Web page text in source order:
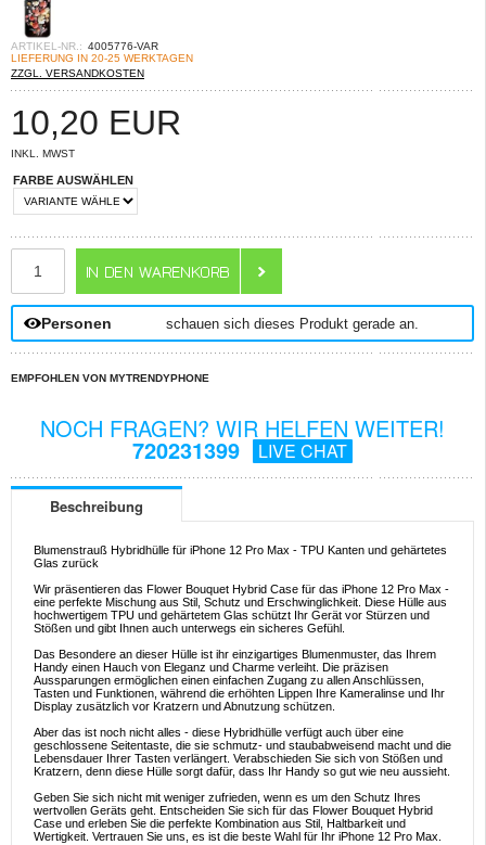
ARTIKEL-NR.: 4005776-VAR
LIEFERUNG IN 20-25 WERKTAGEN
ZZGL. VERSANDKOSTEN
10,20 EUR
INKL. MWST
FARBE AUSWÄHLEN
Personen schauen sich dieses Produkt gerade an.
EMPFOHLEN VON MYTRENDYPHONE
NOCH FRAGEN? WIR HELFEN WEITER!
720231399 LIVE CHAT
Beschreibung
Blumenstrauß Hybridhülle für iPhone 12 Pro Max - TPU Kanten und gehärtetes
Glas zurück
Wir präsentieren das Flower Bouquet Hybrid Case für das iPhone 12 Pro Max -
eine perfekte Mischung aus Stil, Schutz und Erschwinglichkeit. Diese Hülle aus
hochwertigem TPU und gehärtetem Glas schützt Ihr Gerät vor Stürzen und
Stößen und gibt Ihnen auch unterwegs ein sicheres Gefühl.
Das Besondere an dieser Hülle ist ihr einzigartiges Blumenmuster, das Ihrem
Handy einen Hauch von Eleganz und Charme verleiht. Die präzisen
Aussparungen ermöglichen einen einfachen Zugang zu allen Anschlüssen,
Tasten und Funktionen, während die erhöhten Lippen Ihre Kameralinse und Ihr
Display zusätzlich vor Kratzern und Abnutzung schützen.
Aber das ist noch nicht alles - diese Hybridhülle verfügt auch über eine
geschlossene Seitentaste, die sie schmutz- und staubabweisend macht und die
Lebensdauer Ihrer Tasten verlängert. Verabschieden Sie sich von Stößen und
Kratzern, denn diese Hülle sorgt dafür, dass Ihr Handy so gut wie neu aussieht.
Geben Sie sich nicht mit weniger zufrieden, wenn es um den Schutz Ihres
wertvollen Geräts geht. Entscheiden Sie sich für das Flower Bouquet Hybrid
Case und erleben Sie die perfekte Kombination aus Stil, Haltbarkeit und
Wertigkeit. Vertrauen Sie uns, es ist die beste Wahl für Ihr iPhone 12 Pro Max.